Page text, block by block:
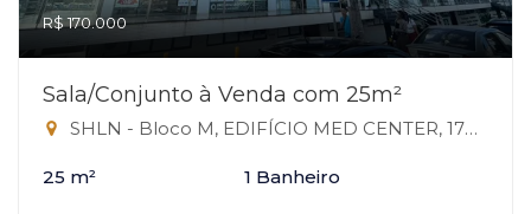
R$ 170.000
Sala/Conjunto à Venda com 25m²
SHLN - Bloco M, EDIFÍCIO MED CENTER, 170 - Asa Norte, Brasília-DF
25 m² 1 Banheiro